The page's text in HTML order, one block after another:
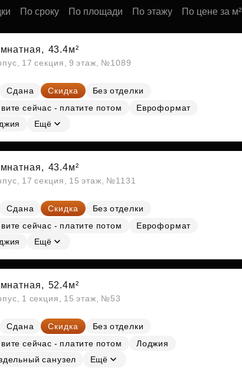
По сроку По площади По этажу По цене за м²
43.4м²
17 секция, 9 этаж, №1089
Сдана Скидка
Без отделки
сейчас - платите потом
Евроформат
Ещё
43.4м²
17 секция, 15 этаж, №1131
Сдана Скидка
Без отделки
сейчас - платите потом
Евроформат
Ещё
52.4м²
1 секция, 15 этаж, №53
Сдана Скидка
Без отделки
сейчас - платите потом
Лоджия
санузел
Ещё